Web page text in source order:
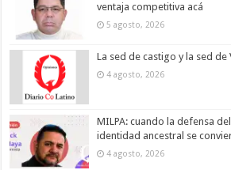
ventaja competitiva acá
5 agosto, 2026
La sed de castigo y la sed de
4 agosto, 2026
MILPA: cuando la defensa
identidad ancestral se
4 agosto, 2026